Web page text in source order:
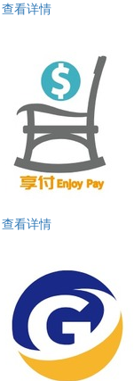
查看详情
查看详情